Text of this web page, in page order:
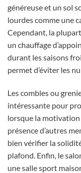
généreuse et un sol
lourdes comme une
Cependant, la
un chauffage
durant les saisons
permet d’éviter les
Les combles ou
intéressante pour
lorsque la motivation
présence d’autres
bien vérifier la
plafond. Enfin, le
une salle sport